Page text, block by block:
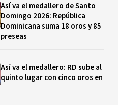
Así va el medallero de Santo
Domingo 2026: República
Dominicana suma 18 oros y 85
preseas
Así va el medallero: RD sube al
quinto lugar con cinco oros en